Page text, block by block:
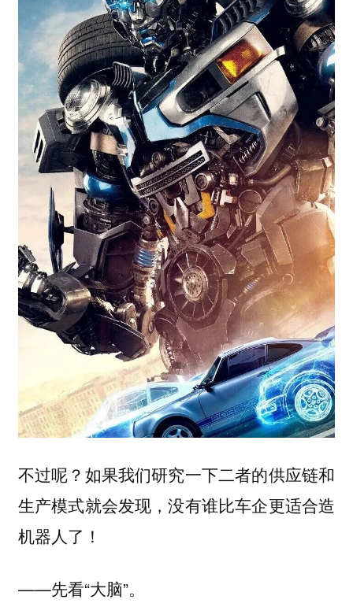
不过呢？如果我们研究一下二者的供应链和
生产模式就会发现，没有谁比车企更适合造
机器人了！
——先看“大脑”。